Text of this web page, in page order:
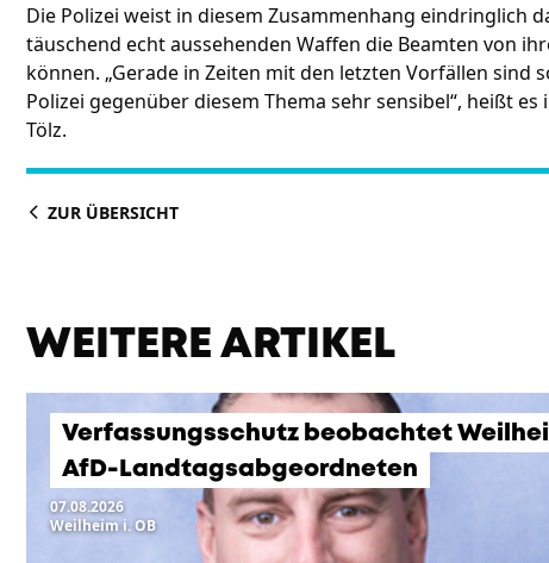
Die Polizei weist in diesem Zusammenhang eindringlich
täuschend echt aussehenden Waffen die Beamten von
können. „Gerade in Zeiten mit den letzten Vorfällen sind
Polizei gegenüber diesem Thema sehr sensibel“, heißt
Tölz.
ZUR ÜBERSICHT
WEITERE ARTIKEL
Verfassungsschutz beobachtet
AfD-Landtagsabgeordneten
07.08.2026
Weilheim i. OB